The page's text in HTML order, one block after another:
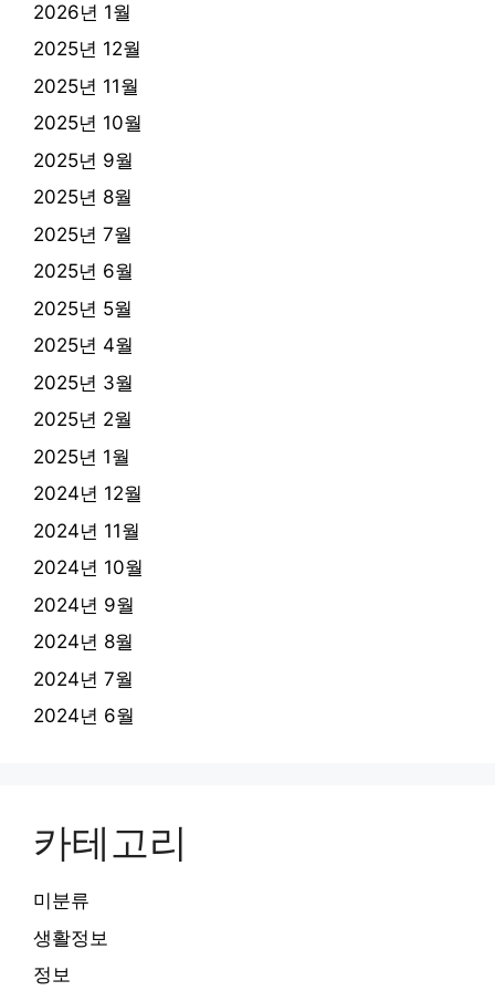
2026년 1월
2025년 12월
2025년 11월
2025년 10월
2025년 9월
2025년 8월
2025년 7월
2025년 6월
2025년 5월
2025년 4월
2025년 3월
2025년 2월
2025년 1월
2024년 12월
2024년 11월
2024년 10월
2024년 9월
2024년 8월
2024년 7월
2024년 6월
카테고리
미분류
생활정보
정보